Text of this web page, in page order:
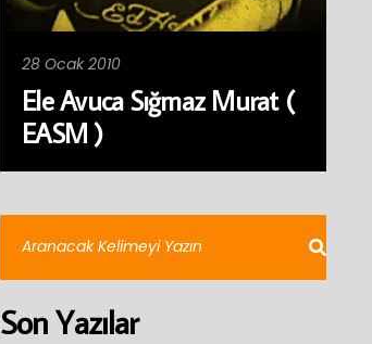
28 Ocak 2010
Ele Avuca Sığmaz Murat (
EASM )
Son Yazılar